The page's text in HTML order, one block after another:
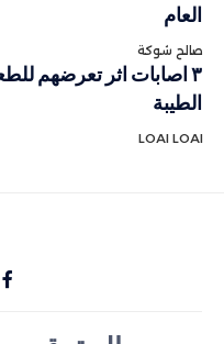
العام
صالح شوكة
٣ اصابات اثر تعرضهم
الطيبة
LOAI LOAI